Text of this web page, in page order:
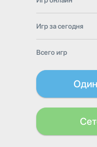
Игр за сегодня
Всего игр